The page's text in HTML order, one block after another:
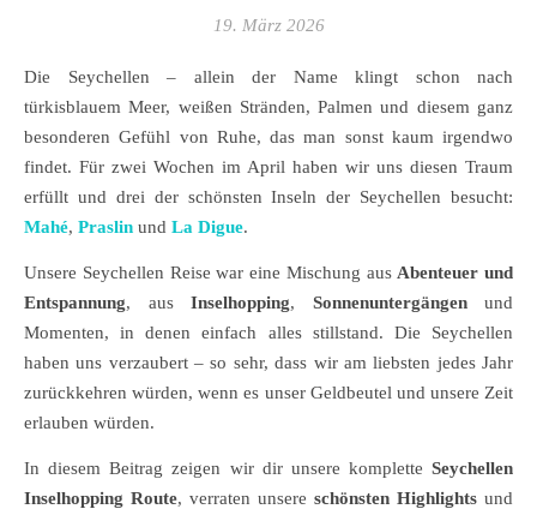
19. März 2026
Die Seychellen – allein der Name klingt schon nach
türkisblauem Meer, weißen Stränden, Palmen und diesem ganz
besonderen Gefühl von Ruhe, das man sonst kaum irgendwo
findet. Für zwei Wochen im April haben wir uns diesen Traum
erfüllt und drei der schönsten Inseln der Seychellen besucht:
Mahé, Praslin und La Digue.
Unsere Seychellen Reise war eine Mischung aus Abenteuer und
Entspannung, aus Inselhopping, Sonnenuntergängenund
Momenten, in denen einfach alles stillstand. Die Seychellen
haben uns verzaubert – so sehr, dass wir am liebsten jedes Jahr
zurückkehren würden, wenn es unser Geldbeutel und unsere Zeit
erlauben würden.
In diesem Beitrag zeigen wir dir unsere komplette Seychellen
Inselhopping Route, verraten unsere schönsten Highlights und